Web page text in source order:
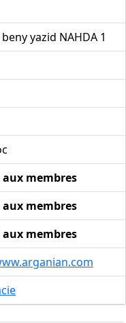
yazid NAHDA 1
aux membres
aux membres
aux membres